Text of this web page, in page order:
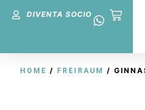
DIVENTA SOCIO
HOME / FREIRAUM /